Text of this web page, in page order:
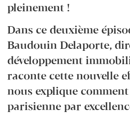
pleinement !
Dans ce deuxième
Baudouin Delaporte,
développement
raconte cette nouvelle
nous explique
parisienne par